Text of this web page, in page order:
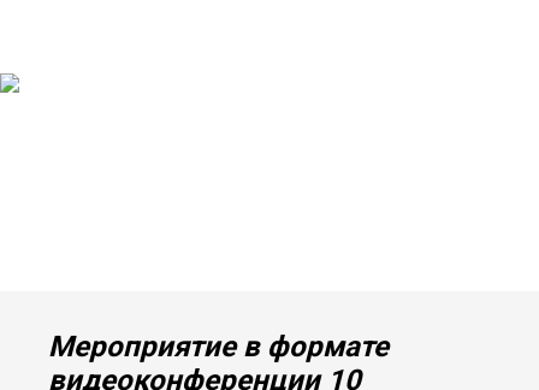
Мероприятие в формате
видеоконференции 10